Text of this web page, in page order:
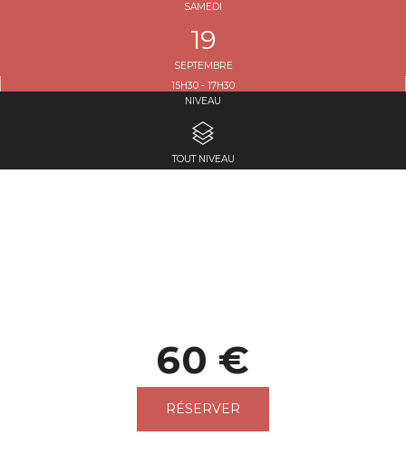
SAMEDI
19
SEPTEMBRE
15H30 - 17H30
DURÉE : 2H00
NIVEAU
TOUT NIVEAU
60 €
RÉSERVER